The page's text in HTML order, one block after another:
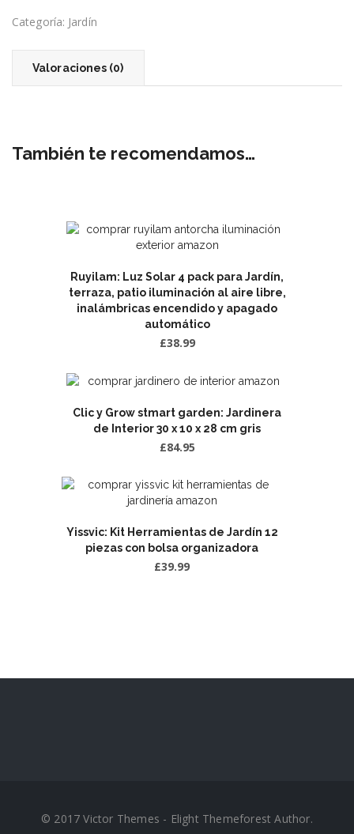
Categoría: Jardín
Valoraciones (0)
También te recomendamos…
Ruyilam: Luz Solar 4 pack para Jardín,
terraza, patio iluminación al aire libre,
inalámbricas encendido y apagado
automático
£38.99
Clic y Grow stmart garden: Jardinera
de Interior 30 x 10 x 28 cm gris
£84.95
Yissvic: Kit Herramientas de Jardín 12
piezas con bolsa organizadora
£39.99
© 2017 Victor Themes - Elight Themeforest Author.